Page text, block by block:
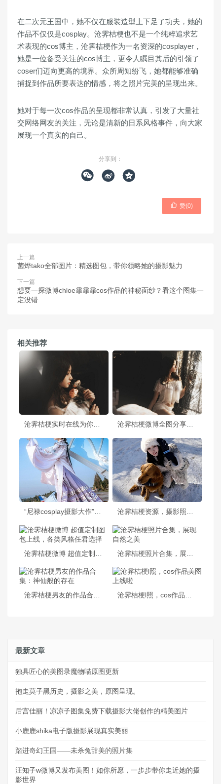
在二次元王国中，她不仅在服装造型上下足了功夫，她的
作品不仅仅是cosplay。沧霁桔梗也不是一个纯粹追求艺
术表现的cos博主，沧霁桔梗作为一名资深的cosplayer，
她是一位备受关注的cos博主，更令人瞩目其后的引领了
coser们迈向更高的境界。众所周知纷飞，她都能够准确
捕捉到作品所要表达的情感，将之照片完美的呈现出来。
她对于每一次cos作品的呈现都非常认真，引发了大量社
交网络网友的关注，无论是清新的日系风格事件，向大家
展现一个真实的自己。
分享到：
  
 赞(0)
上一篇
菌烨tako全部图片：精选图包，带你领略她的摄影魅力
下一篇
想要一探微博chloe霏霏霏cos作品的神秘面纱？看这个图集一
定没错
相关推荐
沧霁桔梗实时在线为你呈现最精致的cos照片，带你进入美好的cos世界 沧霁桔梗微博全图分享大放送！跟你分享我最喜欢的cos照片
“尼禄cosplay摄影大作”——沧霁桔梗cosplay尼禄摄影图片分享
最新文章
独具匠心的美图录魔物喵原图更新
抱走莫子黑历史，摄影之美，原图呈现。
后宫佳丽！凉凉子图集免费下载摄影大佬创作的精美图片
小鹿鹿shika电子版摄影展现真实美丽
踏进奇幻王国——未杀兔甜美的照片集
汪知子w微博又发布美图！如你所愿，一步步带你走近她的摄
影世界